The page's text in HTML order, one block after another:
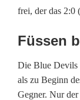
r
s
t
frei, der das 2:0
Füssen
Die Blue Devils
als zu Beginn
Gegner. Nur